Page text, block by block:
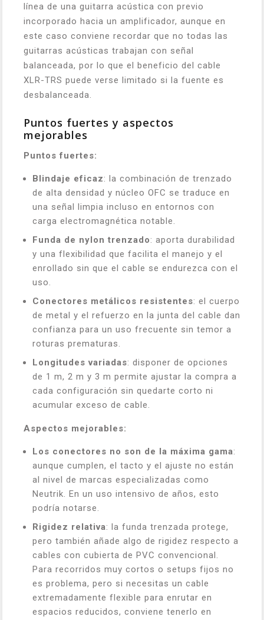
línea de una guitarra acústica con previo
incorporado hacia un amplificador, aunque en
este caso conviene recordar que no todas las
guitarras acústicas trabajan con señal
balanceada, por lo que el beneficio del cable
XLR-TRS puede verse limitado si la fuente es
desbalanceada.
Puntos fuertes y aspectos
mejorables
Puntos fuertes:
Blindaje eficaz: la combinación de trenzado
de alta densidad y núcleo OFC se traduce en
una señal limpia incluso en entornos con
carga electromagnética notable.
Funda de nylon trenzado: aporta durabilidad
y una flexibilidad que facilita el manejo y el
enrollado sin que el cable se endurezca con el
uso.
Conectores metálicos resistentes: el cuerpo
de metal y el refuerzo en la junta del cable dan
confianza para un uso frecuente sin temor a
roturas prematuras.
Longitudes variadas: disponer de opciones
de 1 m, 2 m y 3 m permite ajustar la compra a
cada configuración sin quedarte corto ni
acumular exceso de cable.
Aspectos mejorables:
Los conectores no son de la máxima gama:
aunque cumplen, el tacto y el ajuste no están
al nivel de marcas especializadas como
Neutrik. En un uso intensivo de años, esto
podría notarse.
Rigidez relativa: la funda trenzada protege,
pero también añade algo de rigidez respecto a
cables con cubierta de PVC convencional.
Para recorridos muy cortos o setups fijos no
es problema, pero si necesitas un cable
extremadamente flexible para enrutar en
espacios reducidos, conviene tenerlo en